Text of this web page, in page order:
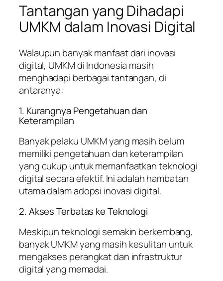
Tantangan yang Dihadapi
UMKM dalam Inovasi Digital
Walaupun banyak manfaat dari inovasi
digital, UMKM di Indonesia masih
menghadapi berbagai tantangan, di
antaranya:
1. Kurangnya Pengetahuan dan
Keterampilan
Banyak pelaku UMKM yang masih belum
memiliki pengetahuan dan keterampilan
yang cukup untuk memanfaatkan teknologi
digital secara efektif. Ini adalah hambatan
utama dalam adopsi inovasi digital.
2. Akses Terbatas ke Teknologi
Meskipun teknologi semakin berkembang,
banyak UMKM yang masih kesulitan untuk
mengakses perangkat dan infrastruktur
digital yang memadai.